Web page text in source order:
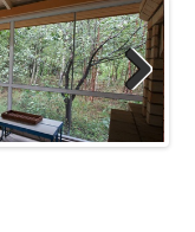
Next